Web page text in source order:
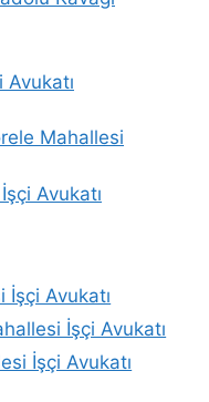
Mahallesi
Avukatı
İşçi Avukatı
İşçi Avukatı
İşçi Avukatı